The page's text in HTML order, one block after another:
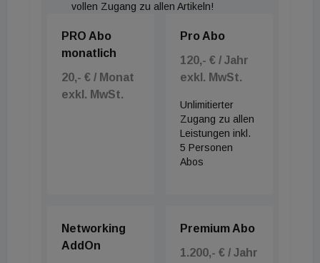
vollen Zugang zu allen Artikeln!
PRO Abo
monatlich
20,- € / Monat
exkl. MwSt.
Pro Abo
120,- € / Jahr
exkl. MwSt.
Unlimitierter
Zugang zu allen
Leistungen inkl.
5 Personen
Abos
Networking
AddOn
Premium Abo
1.200,- € / Jahr